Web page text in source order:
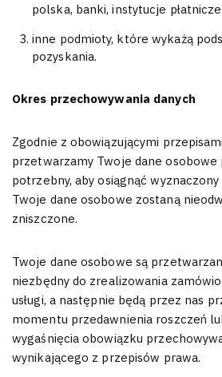
polska, banki, instytucje
inne podmioty, które wykażą
pozyskania.
Okres przechowywania danych
Zgodnie z obowiązującymi
przetwarzamy Twoje dane
potrzebny, aby osiągnąć
Twoje dane osobowe zostaną
zniszczone.
Twoje dane osobowe są
niezbędny do zrealizowania
usługi, a następnie będą przez nas
momentu przedawnienia roszczeń
wygaśnięcia obowiązku
wynikającego z przepisów prawa.